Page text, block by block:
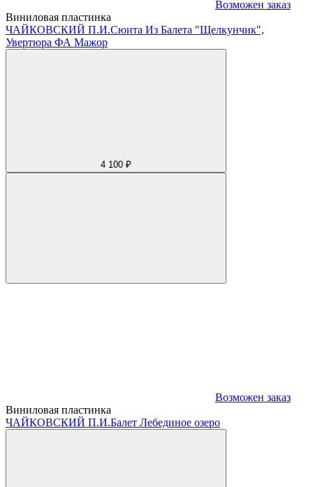
Возможен заказ
Виниловая пластинка
ЧАЙКОВСКИЙ П.И.Сюита Из Балета "Щелкунчик",
Увертюра ФА Мажор
4 100 ₽
Возможен заказ
Виниловая пластинка
ЧАЙКОВСКИЙ П.И.Балет Лебединое озеро